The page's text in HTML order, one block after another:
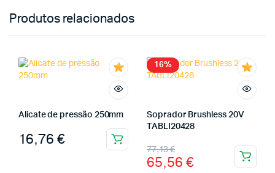
Produtos relacionados
Alicate de pressão 250mm
16,76 €
16%
Soprador Brushless 20V
TABLI20428
77,13€
65,56 €